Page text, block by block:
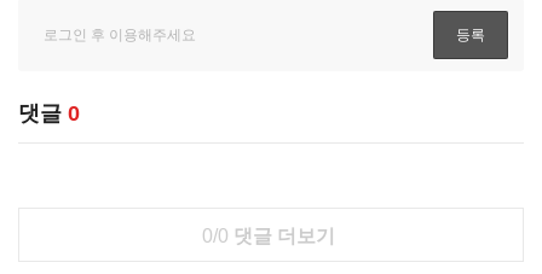
댓글 0
0/0 댓글 더보기